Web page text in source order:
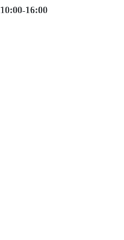
16:00